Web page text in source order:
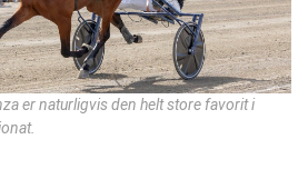
er naturligvis den helt store favorit i